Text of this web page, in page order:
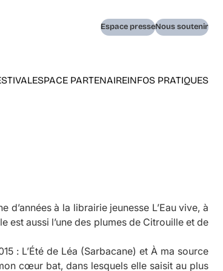
ESPACE PARTENAIREINFOS PRATIQUES
Navigation
Espace presseNous soutenir
à la librairie jeunesse L’Eau vive, à
est aussi l’une des plumes de Citrouille et de
: L’Été de Léa (Sarbacane) et À ma source
cœur bat, dans lesquels elle saisit au plus